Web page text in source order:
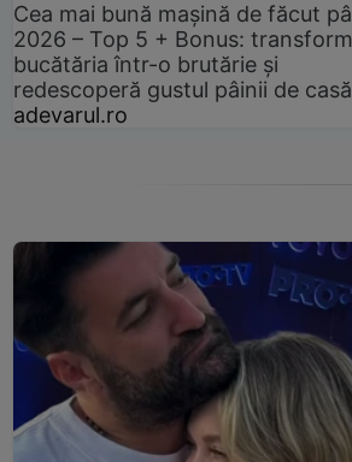
Cea mai bună mașină de făcut
2026 – Top 5 + Bonus:
bucătăria într-o brutărie și
redescoperă gustul pâinii de casă
adevarul.ro